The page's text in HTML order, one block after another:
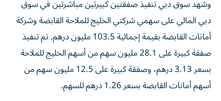
وشهد سوق دبي تنفيذ صفقتين كبيرتين مباشرتين في سوق
دبي المالي على سهمي شركتي الخليج للملاحة القابضة وشركة
أمانات القابضة بقيمة إجمالية 103.5 مليون درهم. تم تنفيذ
صفقة كبيرة على 28.1 مليون سهم من أسهم الخليج للملاحة
بسعر 3.13 درهم، وصفقة كبيرة على 12.5 مليون سهم من
أسهم أمانات القابضة بسعر 1.26 درهم للسهم.